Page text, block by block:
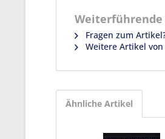
Weiterführende
Fragen zum
Weitere Artikel von
Ähnliche Artikel